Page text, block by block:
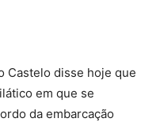
Castelo disse hoje que
em que se
da embarcação